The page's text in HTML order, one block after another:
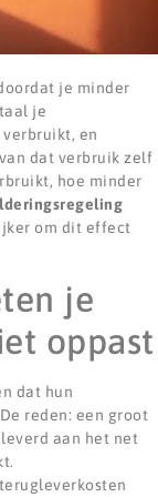
je minder
je
en
dat verbruik zelf
hoe minder
om dit effect
je
oppast
dat hun
reden: een groot
aan het net